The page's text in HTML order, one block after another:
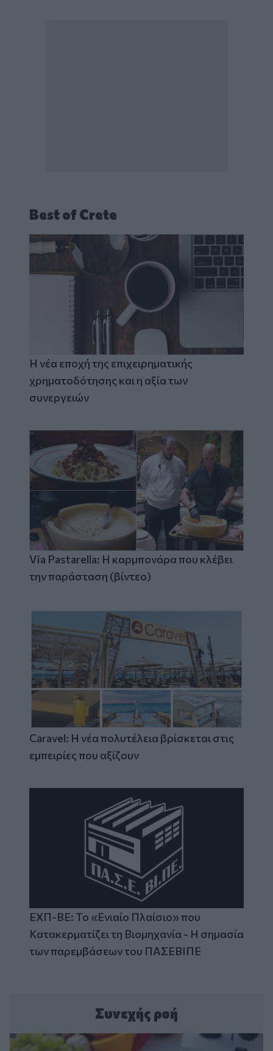
Best of Crete
Η νέα εποχή της επιχειρηματικής
χρηματοδότησης και η αξία των
συνεργειών
Via Pastarella: Η καρμπονάρα που κλέβει
την παράσταση (βίντεο)
Caravel: Η νέα πολυτέλεια βρίσκεται στις
εμπειρίες που αξίζουν
ΕΧΠ-ΒΕ: Το «Ενιαίο Πλαίσιο» που
Κατακερματίζει τη Βιομηχανία - Η σημασία
των παρεμβάσεων του ΠΑΣΕΒΙΠΕ
Συνεχής ροή